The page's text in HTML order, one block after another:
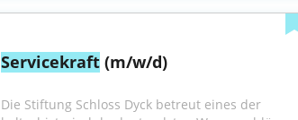
Servicekraft (m/w/d)
Die Stiftung Schloss Dyck betreut eines der